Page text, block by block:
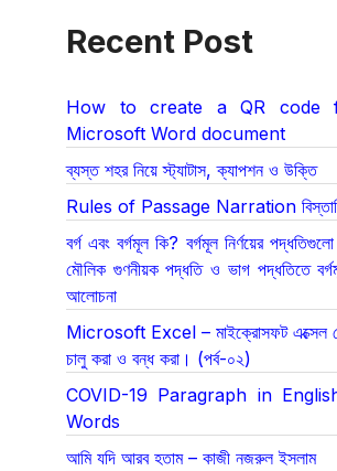
Recent Post
How to create a QR code
Microsoft Word document
ব্যস্ত শহর নিয়ে স্ট্যাটাস, ক্যাপশন ও উক্তি
Rules of Passage Narration
বর্গ এবং বর্গমূল কি? বর্গমূল নির্ণয়ের
মৌলিক গুণনীয়ক পদ্ধতি ও ভাগ পদ্ধতিতে
আলোচনা
Microsoft Excel – মাইক্রোসফট এক্সেল
চালু করা ও বন্ধ করা। (পর্ব-০২)
COVID-19 Paragraph in
Words
আমি যদি আরব হতাম – কাজী নজরুল ইসলাম